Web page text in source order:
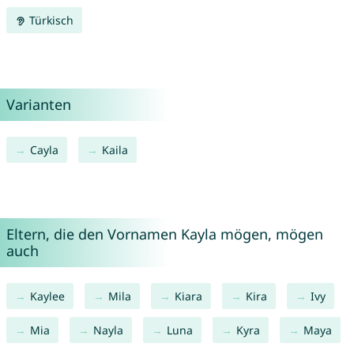
Türkisch
Varianten
Cayla Kaila
Eltern, die den Vornamen Kayla mögen, mögen
auch
Kaylee Mila Kiara Kira Ivy
Mia Nayla Luna Kyra Maya